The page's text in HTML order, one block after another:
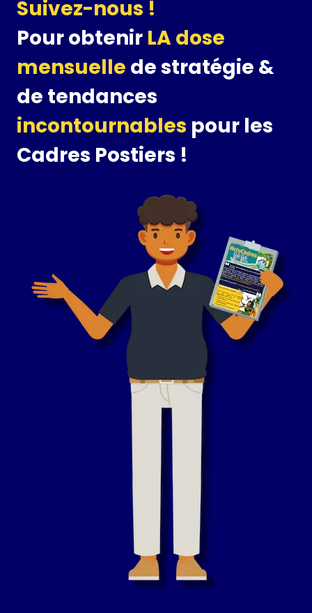
Suivez-nous !
Pour obtenir LA dose
mensuelle de stratégie &
de tendances
incontournables pour les
Cadres Postiers !